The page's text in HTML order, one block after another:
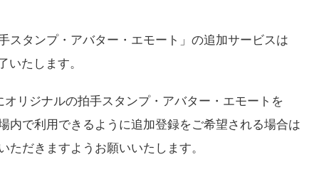
スタンプ・アバター・エモート」の追加サービスは
いたします。
オリジナルの拍手スタンプ・アバター・エモートを
内で利用できるように追加登録をご希望される場合は
ただきますようお願いいたします。